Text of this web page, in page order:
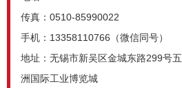
传真：0510-85990022
手机：13358110766（微信同号）
地址：无锡市新吴区金城东路299号五
洲国际工业博览城